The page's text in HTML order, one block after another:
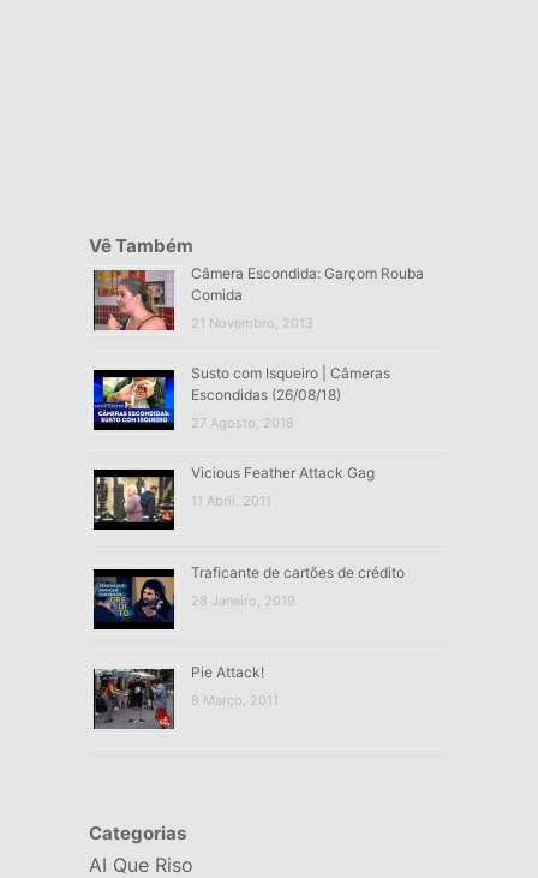
Vê Também
Câmera Escondida: Garçom Rouba
Comida
21 Novembro, 2013
Susto com Isqueiro | Câmeras
Escondidas (26/08/18)
27 Agosto, 2018
Vicious Feather Attack Gag
11 Abril, 2011
Traficante de cartões de crédito
28 Janeiro, 2019
Pie Attack!
8 Março, 2011
Categorias
AI Que Riso